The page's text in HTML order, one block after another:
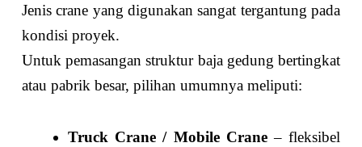
Jenis crane yang digunakan sangat tergantung pada
kondisi proyek.
Untuk pemasangan struktur baja gedung bertingkat
atau pabrik besar, pilihan umumnya meliputi:
Truck Crane / Mobile Crane– fleksibel